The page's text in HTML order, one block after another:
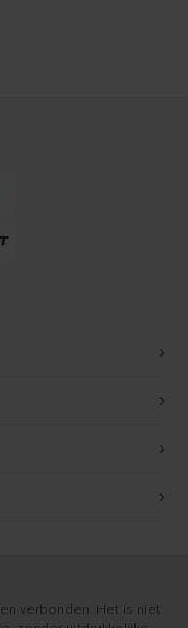
verbonden. Het is niet